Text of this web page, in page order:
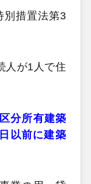
別措置法第3
人が1人で住
分所有建築
以前に建築